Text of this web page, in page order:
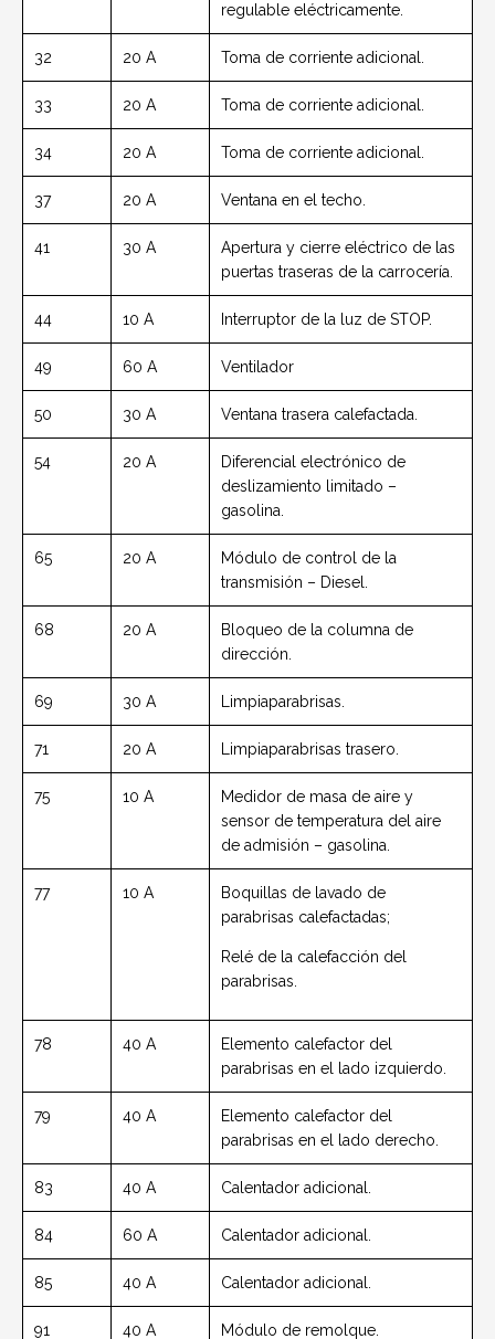
regulable eléctricamente.
32 20 A Toma de corriente adicional.
33 20 A Toma de corriente adicional.
34 20 A Toma de corriente adicional.
37 20 A Ventana en el techo.
41 30 A
Apertura y cierre eléctrico de las
puertas traseras de la carrocería.
44 10 A Interruptor de la luz de STOP.
49 60 A Ventilador
50 30 A Ventana trasera calefactada.
54 20 A
Diferencial electrónico de
deslizamiento limitado –
gasolina.
65 20 A
Módulo de control de la
transmisión – Diesel.
68 20 A
Bloqueo de la columna de
dirección.
69 30 A Limpiaparabrisas.
71 20 A Limpiaparabrisas trasero.
75 10 A
Medidor de masa de aire y
sensor de temperatura del aire
de admisión – gasolina.
77 10 A
Boquillas de lavado de
parabrisas calefactadas;
Relé de la calefacción del
parabrisas.
78 40 A
Elemento calefactor del
parabrisas en el lado izquierdo.
79 40 A
Elemento calefactor del
parabrisas en el lado derecho.
83 40 A Calentador adicional.
84 60 A Calentador adicional.
85 40 A Calentador adicional.
91 40 A Módulo de remolque.